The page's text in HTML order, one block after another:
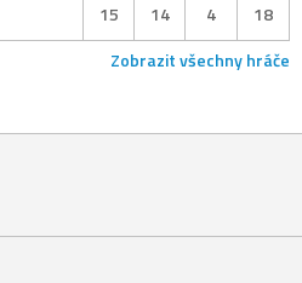
15 14 4
18
Zobrazit všechny hráče